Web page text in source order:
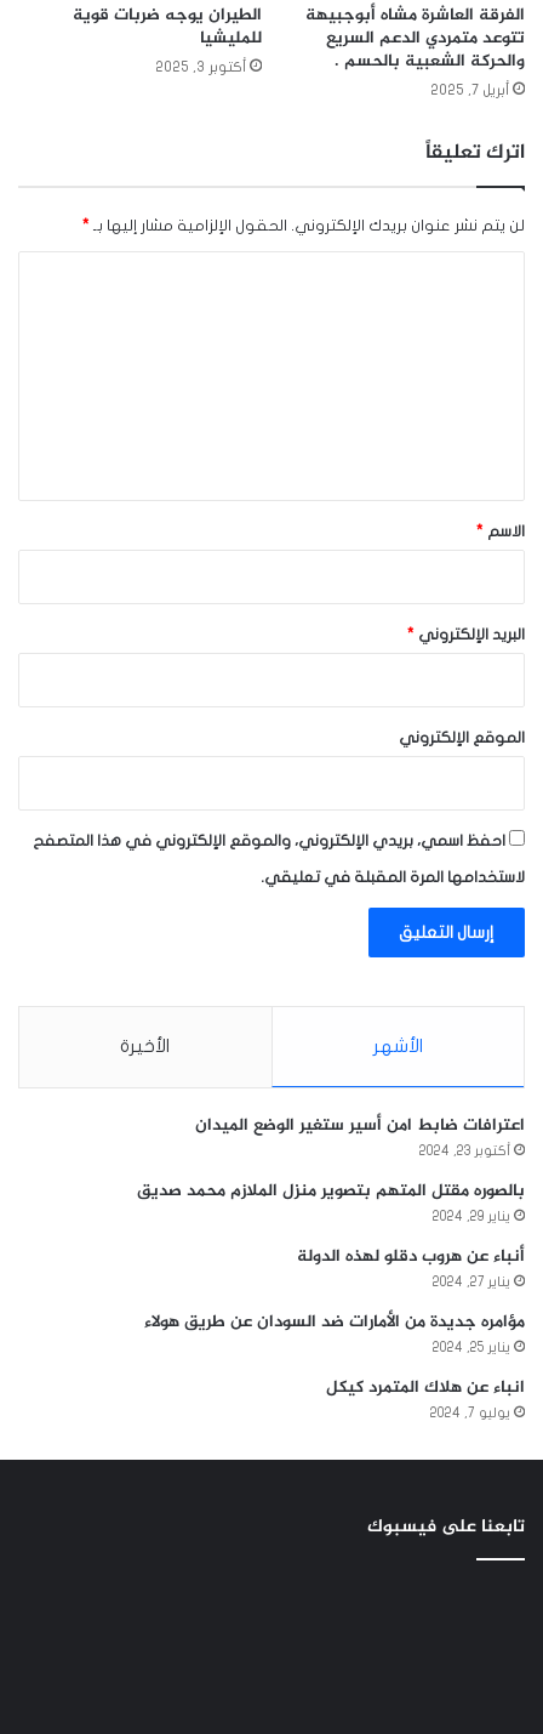
الفرقة العاشرة مشاه أبوجبيهة
تتوعد متمردي الدعم السريع
والحركة الشعبية بالحسم .
أبريل 7, 2025
الطيران يوجه ضربات قوية
للمليشيا
أكتوبر 3, 2025
اترك تعليقاً
لن يتم نشر عنوان بريدك الإلكتروني. الحقول الإلزامية مشار إليها بـ *
*الاسم *
البريد الإلكتروني *
الموقع الإلكتروني
احفظ اسمي، بريدي الإلكتروني، والموقع الإلكتروني في هذا المتصفح
لاستخدامها المرة المقبلة في تعليقي.
الأشهر الأخيرة
اعترافات ضابط امن أسير ستغير الوضع الميدان
أكتوبر 23, 2024
بالصوره مقتل المتهم بتصوير منزل الملازم محمد صديق
يناير 29, 2024
أنباء عن هروب دقلو لهذه الدولة
يناير 27, 2024
مؤامره جديدة من الأمارات ضد السودان عن طريق هولاء
يناير 25, 2024
انباء عن هلاك المتمرد كيكل
يوليو 7, 2024
تابعنا على فيسبوك